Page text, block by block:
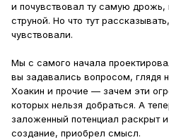
и почувствовал ту самую дрожь,
струной. Но что тут
чувствовали.
Мы с самого начала
вы задавались вопросом, глядя
Хоакин и прочие — зачем эти
которых нельзя добраться. А
заложенный потенциал раскрыт
создание, приобрел смысл.